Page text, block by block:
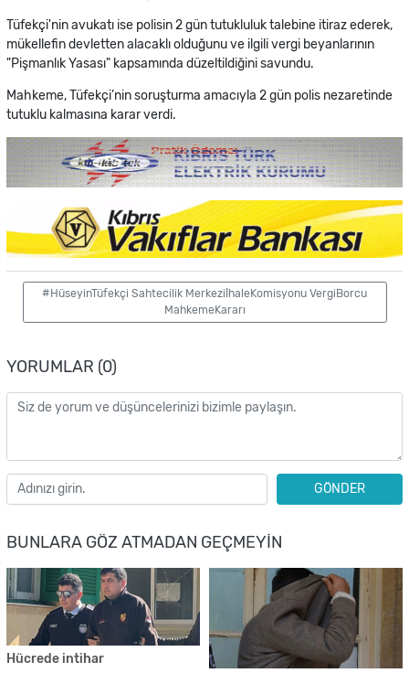
Tüfekçi'nin avukatı ise polisin 2 gün tutukluluk talebine itiraz ederek,
mükellefin devletten alacaklı olduğunu ve ilgili vergi beyanlarının
"Pişmanlık Yasası" kapsamında düzeltildiğini savundu.
Mahkeme, Tüfekçi’nin soruşturma amacıyla 2 gün polis nezaretinde
tutuklu kalmasına karar verdi.
#HüseyinTüfekçi Sahtecilik MerkeziİhaleKomisyonu VergiBorcu
MahkemeKararı
YORUMLAR (0)
GÖNDER
BUNLARA GÖZ ATMADAN GEÇMEYIN
Hücrede intihar